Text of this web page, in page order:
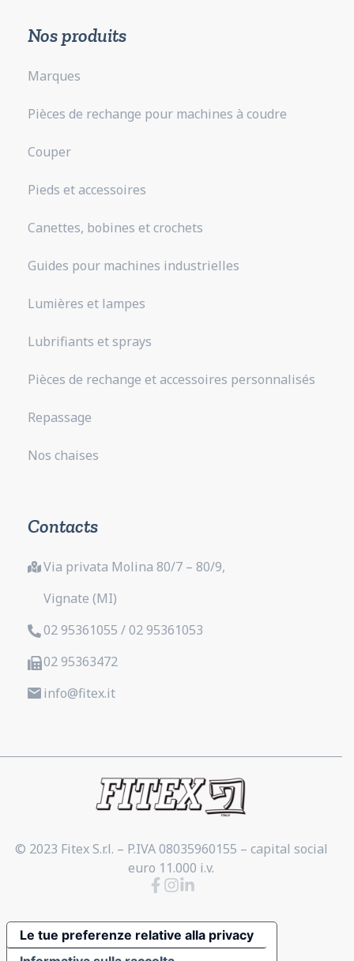
Nos produits
Marques
Pièces de rechange pour machines à coudre
Couper
Pieds et accessoires
Canettes, bobines et crochets
Guides pour machines industrielles
Lumières et lampes
Lubrifiants et sprays
Pièces de rechange et accessoires personnalisés
Repassage
Nos chaises
Contacts
Via privata Molina 80/7 – 80/9,
Vignate (MI)
02 95361055 / 02 95361053
02 95363472
info@fitex.it
© 2023 Fitex S.r.l. – P.IVA 08035960155 – capital social
euro 11.000 i.v.
Le tue preferenze relative alla privacy